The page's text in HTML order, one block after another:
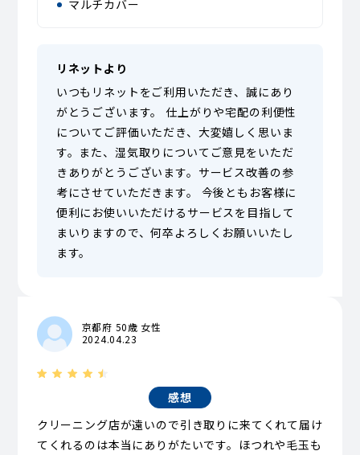
マルチカバー
リネットより
いつもリネットをご利用いただき、誠にあり
がとうございます。 仕上がりや宅配の利便性
についてご評価いただき、大変嬉しく思いま
す。また、湿気取りについてご意見をいただ
きありがとうございます。サービス改善の参
考にさせていただきます。 今後ともお客様に
便利にお使いいただけるサービスを目指して
まいりますので、何卒よろしくお願いいたし
ます。
京都府 50歳 女性
2024.04.23
感想
クリーニング店が遠いので引き取りに来てくれて届け
てくれるのは本当にありがたいです。ほつれや毛玉も